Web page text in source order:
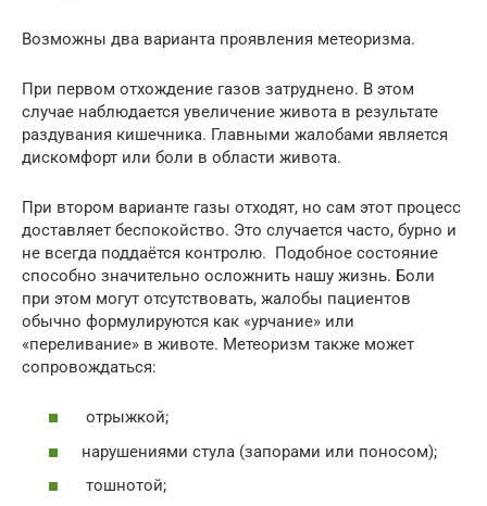
Возможны два варианта проявления метеоризма.
При первом отхождение газов затруднено. В этом
случае наблюдается увеличение живота в результате
раздувания кишечника. Главными жалобами является
дискомфорт или боли в области живота.
При втором варианте газы отходят, но сам этот процесс
доставляет беспокойство. Это случается часто, бурно и
не всегда поддаётся контролю. Подобное состояние
способно значительно осложнить нашу жизнь. Боли
при этом могут отсутствовать, жалобы пациентов
обычно формулируются как «урчание» или
«переливание» в животе. Метеоризм также может
сопровождаться:
отрыжкой;
нарушениями стула (запорами или поносом);
тошнотой;